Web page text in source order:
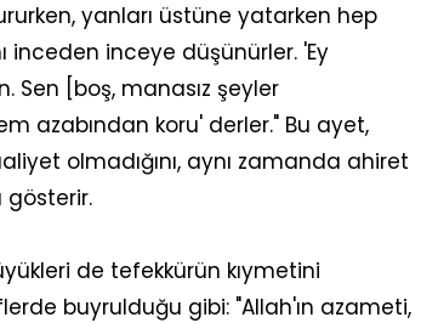
yanları üstüne yatarken hep
inceden inceye düşünürler. 'Ey
Sen [boş, manasız şeyler
azabından koru' derler." Bu ayet,
olmadığını, aynı zamanda ahiret
gösterir.
de tefekkürün kıymetini
buyrulduğu gibi: "Allah'ın azameti,